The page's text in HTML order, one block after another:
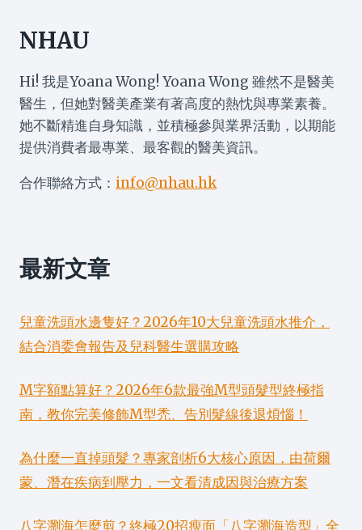
NHAU
Hi! 我是Yoana Wong! Yoana Wong 雖然不是醫美
醫生，但她對醫美產業有著高度的熱忱與專業素養。
她不斷精進自身知識，並積極參與業界活動，以期能
提供消費者最專業、最客觀的醫美資訊。
合作聯絡方式： info@nhau.hk
最新文章
兒童洗頭水邊隻好？2026年10大兒童洗頭水推介，
結合消委會報告及兒科醫生選購攻略
M字額點算好？2026年6款最強M型頭髮型終極指
南，教你完美修飾M型禿、告別髮線後退煩惱！
為什麼一直掉頭髮？專家剖析6大核心原因，由荷爾
蒙、潛在疾病到壓力，一文看清成因與治療方案
八字瀏海怎麼剪？終極20招瘦面「八字瀏海造型」全